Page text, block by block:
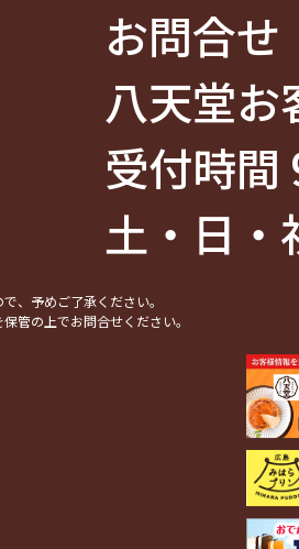
お問合せ
八天堂
受付時
土・日・
、予めご了承ください。
管の上でお問合せください。